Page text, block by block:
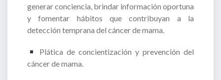
generar conciencia, brindar información oportuna
y fomentar hábitos que contribuyan a la
detección temprana del cáncer de mama.
Plática de concientización y prevención del
cáncer de mama.